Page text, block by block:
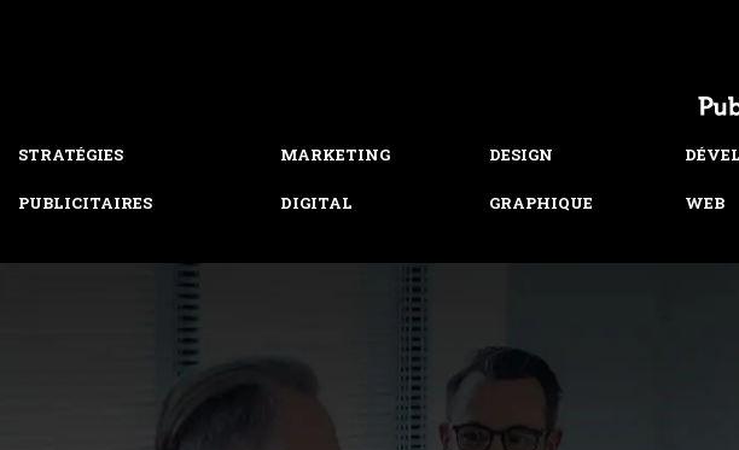
STRATÉGIES
PUBLICITAIRES
MARKETING
DIGITAL
DESIGN
GRAPHIQUE WEB